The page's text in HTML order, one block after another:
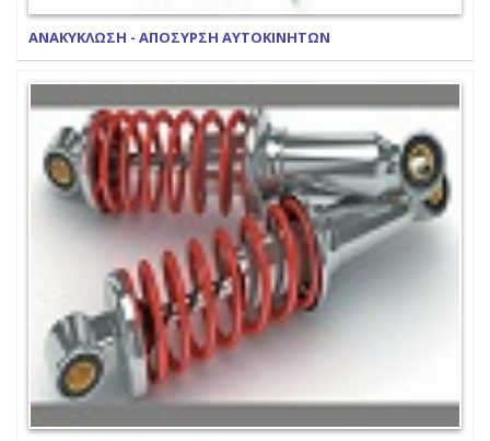
ΑΝΑΚΥΚΛΩΣΗ - ΑΠΟΣΥΡΣΗ ΑΥΤΟΚΙΝΗΤΩΝ